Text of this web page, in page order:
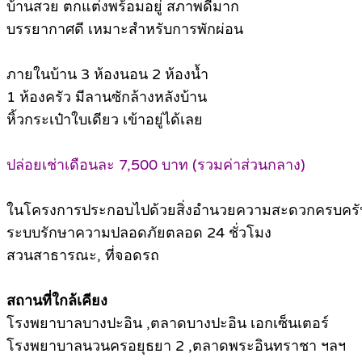
บ้านสวย ตกแต่งพร้อมอยู่ สภาพดีมาก
บรรยากาศดี เหมาะสำหรับการพักผ่อน
ภายในบ้าน 3 ห้องนอน 2 ห้องน้ำ
1 ห้องครัว มีลานซักล้างหลังบ้าน
หิ้วกระเป๋าใบเดียว เข้าอยู่ได้เลย
ปล่อยเช่าเดือนละ 7,500 บาท (รวมค่าส่วนกลาง)
ในโครงการประกอบไปด้วยสิ่งอำนวยความสะดวกครบค
ระบบรักษาความปลอดภัยตลอด 24 ชั่วโมง
สวนสาธารณะ, ที่จอดรถ
สถานที่ใกล้เคียง
โรงพยาบาลบางปะอิน ,ตลาดบางปะอิน เอกเซ็นเตอร์
โรงพยาบาลนวนครอยุธยา 2 ,ตลาดพระอินทราชา ฯลฯ